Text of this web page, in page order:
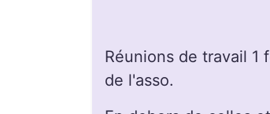
Réunions de travail 1
de l'asso.